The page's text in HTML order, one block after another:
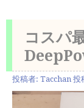
コスパ
投稿者: Tacchan 投